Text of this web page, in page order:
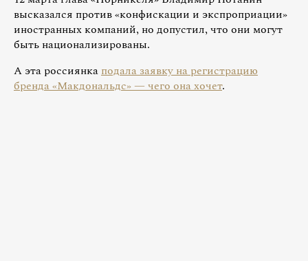
высказался против «конфискации и экспроприации»
иностранных компаний, но допустил, что они могут
быть национализированы.
А эта россиянкаподала заявку на регистрацию
бренда «Макдональдс» — чего она хочет.